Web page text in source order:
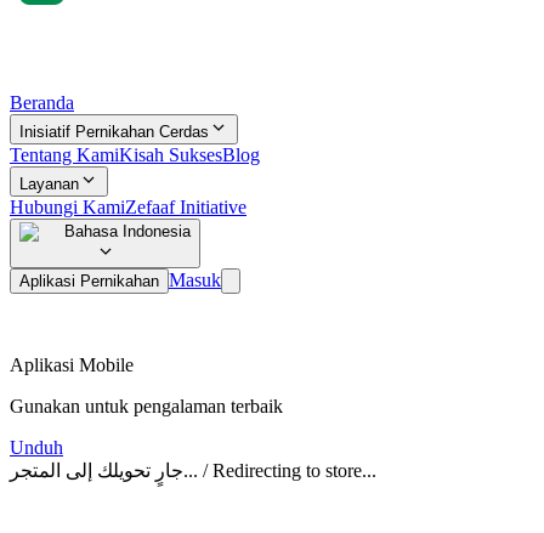
Beranda
Inisiatif Pernikahan Cerdas
Tentang KamiKisah SuksesBlog
Layanan
Hubungi KamiZefaaf Initiative
Bahasa Indonesia
Aplikasi Pernikahan Masuk
Aplikasi Mobile
Gunakan untuk pengalaman terbaik
Unduh
جارٍ تحويلك إلى المتجر... / Redirecting to store...